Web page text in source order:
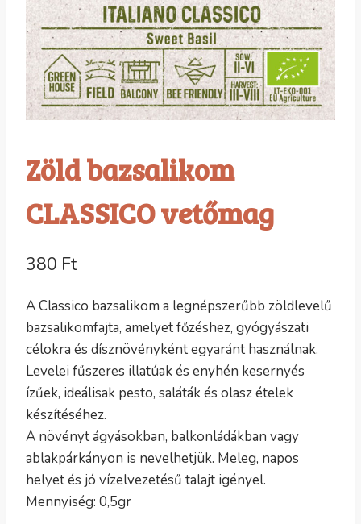
Zöld bazsalikom
CLASSICO vetőmag
380 Ft
A Classico bazsalikom a legnépszerűbb zöldlevelű
bazsalikomfajta, amelyet főzéshez, gyógyászati
célokra és dísznövényként egyaránt használnak.
Levelei fűszeres illatúak és enyhén kesernyés
ízűek, ideálisak pesto, saláták és olasz ételek
készítéséhez.
A növényt ágyásokban, balkonládákban vagy
ablakpárkányon is nevelhetjük. Meleg, napos
helyet és jó vízelvezetésű talajt igényel.
Mennyiség: 0,5gr